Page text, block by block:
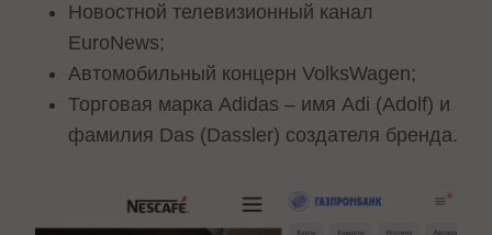
Новостной телевизионный канал
EuroNews;
Автомобильный концерн VolksWagen;
Торговая марка Adidas – имя Adi (Adolf) и
фамилия Das (Dassler) создателя бренда.